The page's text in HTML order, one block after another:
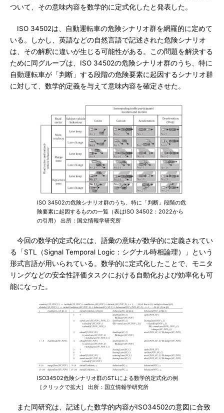
ついて、その意味内容を数学的に定式化したと発表した。
ISO 34502は、自動運転車の危険シナリオ群を網羅的に定めて
いる。しかし、英語などの自然言語で記述された危険シナリオ
は、その解釈に違いが生じる可能性がある。この問題を解決する
ために同グループは、ISO 34502の危険シナリオ群のうち、特に
自動運転車が「判断」する段階の危険要素に起因するシナリオ群
に対して、数学的定義を与えて意味内容を確定させた。
ISO 34502の危険シナリオ群のうち、特に「判断」段階の危
険要素に起因するものの一覧（表はISO 34502：2022から
の引用） 出所：国立情報学研究所
今回の数学的定式化には、語彙の意味が数学的に定義されてい
る「STL（Signal Temporal Logic：シグナル時相論理）」という
形式言語が用いられている。数学的に定式化したことで、モニタ
リングなどの安全性評価タスクにおける自動化および効率化も可
能になった。
ISO34502危険シナリオ群のSTLによる数学的定式化の例
［クリックで拡大］ 出所：国立情報学研究所
また同研究は、記述した数学的内容がISO34502の意図に合致